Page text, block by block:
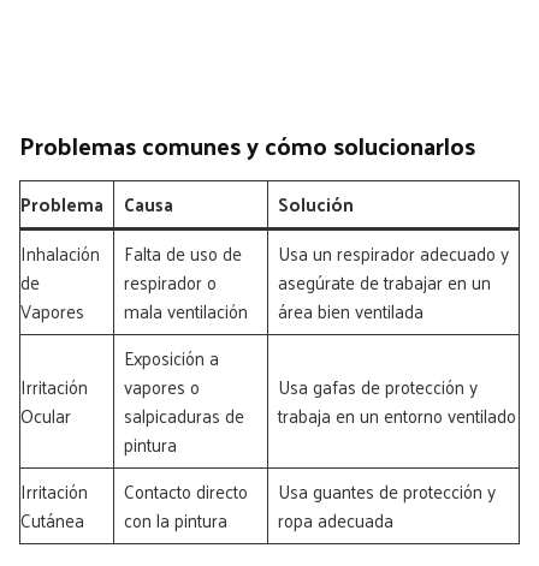
Problemas comunes y cómo solucionarlos
Problema Causa
Solución
Inhalación
de
Vapores
Falta de uso de
respirador o
mala ventilación
Usa un respirador adecuado y
asegúrate de trabajar en un
área bien ventilada
Irritación
Ocular
Exposición a
vapores o
salpicaduras de
pintura
Usa gafas de protección y
trabaja en un entorno ventilado
Irritación
Cutánea
Contacto directo
con la pintura
Usa guantes de protección y
ropa adecuada